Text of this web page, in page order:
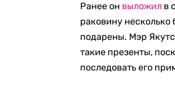
Ранее он выложил в
раковину несколько
подарены. Мэр
такие презенты,
последовать его